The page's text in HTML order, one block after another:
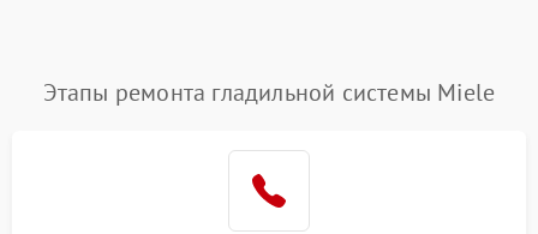
Этапы ремонта гладильной системы Miele